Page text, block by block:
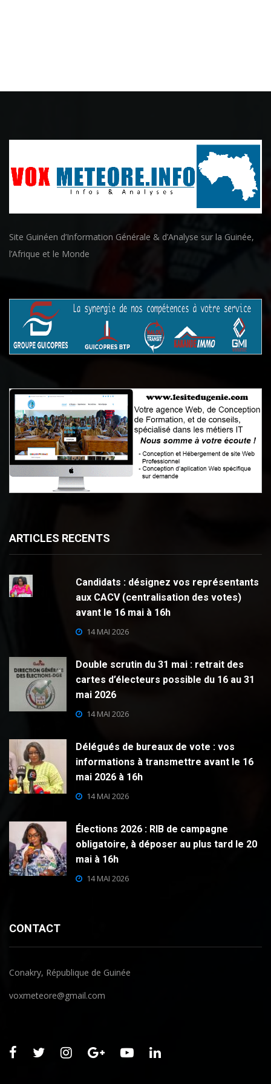
Site Guinéen d’Information Générale & d’Analyse sur la Guinée,
l’Afrique et le Monde
ARTICLES RECENTS
Candidats : désignez vos représentants
aux CACV (centralisation des votes)
avant le 16 mai à 16h
14 MAI 2026
Double scrutin du 31 mai : retrait des
cartes d’électeurs possible du 16 au 31
mai 2026
14 MAI 2026
Délégués de bureaux de vote : vos
informations à transmettre avant le 16
mai 2026 à 16h
14 MAI 2026
Élections 2026 : RIB de campagne
obligatoire, à déposer au plus tard le 20
mai à 16h
14 MAI 2026
CONTACT
Conakry, République de Guinée
voxmeteore@gmail.com